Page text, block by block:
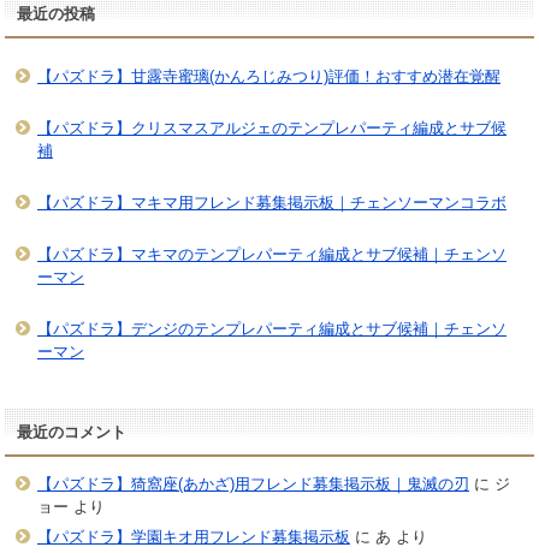
最近の投稿
【パズドラ】甘露寺蜜璃(かんろじみつり)評価！おすすめ潜在覚醒
【パズドラ】クリスマスアルジェのテンプレパーティ編成とサブ候
補
【パズドラ】マキマ用フレンド募集掲示板｜チェンソーマンコラボ
【パズドラ】マキマのテンプレパーティ編成とサブ候補｜チェンソ
ーマン
【パズドラ】デンジのテンプレパーティ編成とサブ候補｜チェンソ
ーマン
最近のコメント
【パズドラ】猗窩座(あかざ)用フレンド募集掲示板｜鬼滅の刃 に ジ
ョー より
【パズドラ】学園キオ用フレンド募集掲示板 に あ より